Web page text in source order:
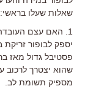
שאלות שעלו בראשי:
1. האם עצם
יספק לבופור
פסטיבל גדול מאז
שהוא יצטרך לרכוב
מספיק תשומת לב.